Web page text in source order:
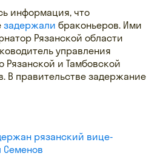
информация, что
задержали браконьеров. Ими
Рязанской области
управления
Рязанской и Тамбовской
В правительстве задержание
рязанский вице-
Семенов